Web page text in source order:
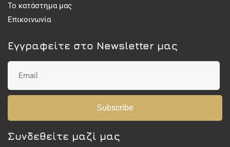
Το κατάστημα μας
Επικοινωνία
Εγγραφείτε στο Newsletter μας
Subscribe
Συνδεθείτε μαζί μας